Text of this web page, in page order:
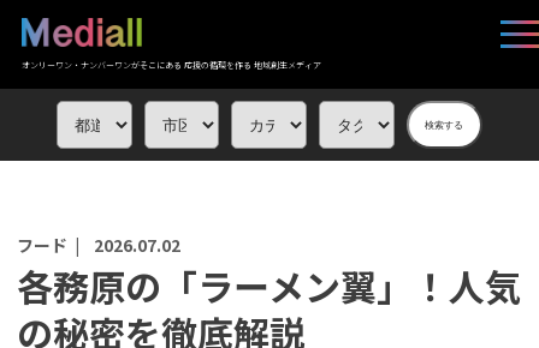
オンリーワン・ナンバーワンがそこにある 応援の循環を作る 地域創生メディア
検索する
フード | 2026.07.02
各務原の「ラーメン翼」！人気
の秘密を徹底解説